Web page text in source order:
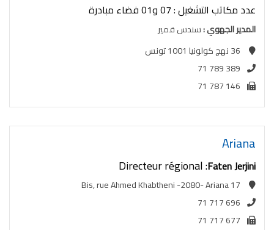
عدد مكاتب التشغيل : 07 و01 فضاء مبادرة
المدير الجهوي :سندس قمير
36 نهج كولونيا 1001 تونس
71 789 389
71 787 146
Ariana
Directeur régional :Faten Jerjini
17 Bis, rue Ahmed Khabtheni -2080- Ariana
71 717 696
71 717 677